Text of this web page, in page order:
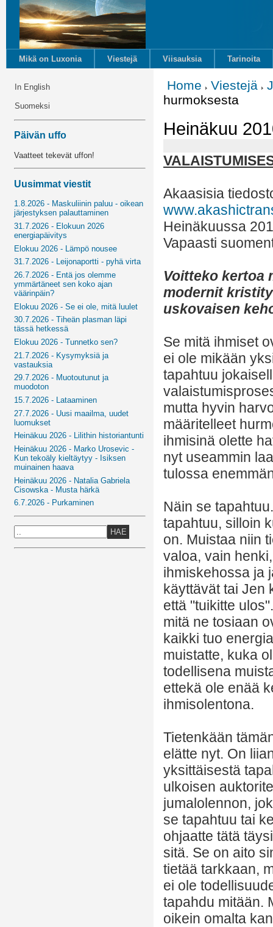
Mikä on Luxonia Viestejä Viisauksia Tarinoita
In English
Suomeksi
Päivän uffo
Vaatteet tekevät uffon!
Uusimmat viestit
1.8.2026 - Maskuliinin paluu - oikean
järjestyksen palauttaminen
31.7.2026 - Elokuun 2026
energiapäivitys
Elokuu 2026 - Lämpö nousee
31.7.2026 - Leijonaportti - pyhä virta
26.7.2026 - Entä jos olemme
ymmärtäneet sen koko ajan
väärinpäin?
Elokuu 2026 - Se ei ole, mitä luulet
30.7.2026 - Tiheän plasman läpi
tässä hetkessä
Elokuu 2026 - Tunnetko sen?
21.7.2026 - Kysymyksiä ja
vastauksia
29.7.2026 - Muotoutunut ja
muodoton
15.7.2026 - Lataaminen
27.7.2026 - Uusi maailma, uudet
luomukset
Heinäkuu 2026 - Lilithin historiantunti
Heinäkuu 2026 - Marko Urosevic -
Kun tekoäly kieltäytyy - Isiksen
muinainen haava
Heinäkuu 2026 - Natalia Gabriela
Cisowska - Musta härkä
6.7.2026 - Purkaminen
HAE
Home Viestejä
hurmoksesta
Heinäkuu
Akaasisia
Heinäkuussa
Vapaasti
Voitteko kertoa
modernit
uskovaisen
Se mitä ihmiset
ei ole mikään
tapahtuu
mutta hyvin
määritelleet
ihmisinä olette
nyt useammin
tulossa
Näin se
tapahtuu, silloin
on. Muistaa niin
valoa, vain
ihmiskehossa ja
käyttävät tai Jen
että "tuikitte
mitä ne tosiaan
kaikki tuo
muistatte, kuka
todellisena
ettekä ole enää
ihmisolentona.
Tietenkään
elätte nyt. On
yksittäisestä
ulkoisen
jumalolennon,
se tapahtuu tai
ohjaatte tätä
sitä. Se on aito
tietää tarkkaan,
ei ole
tapahdu mitään.
oikein omalta